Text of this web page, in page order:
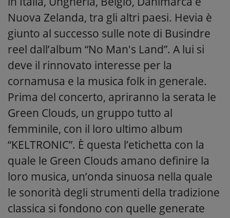
Nuova Zelanda, tra gli altri paesi. Hevia è
giunto al successo sulle note di Busindre
reel dall’album “No Man's Land”. A lui si
deve il rinnovato interesse per la
cornamusa e la musica folk in generale.
Prima del concerto, apriranno la serata le
Green Clouds, un gruppo tutto al
femminile, con il loro ultimo album
“KELTRONIC”. È questa l’etichetta con la
quale le Green Clouds amano definire la
loro musica, un’onda sinuosa nella quale
le sonorità degli strumenti della tradizione
classica si fondono con quelle generate